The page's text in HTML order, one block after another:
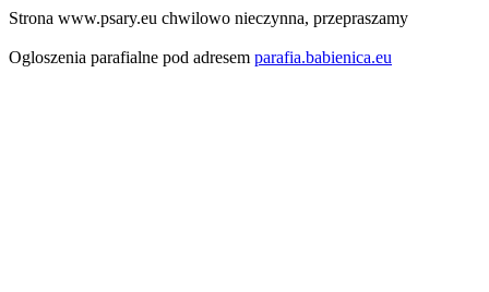
Strona www.psary.eu chwilowo nieczynna, przepraszamy
Ogloszenia parafialne pod adresem parafia.babienica.eu